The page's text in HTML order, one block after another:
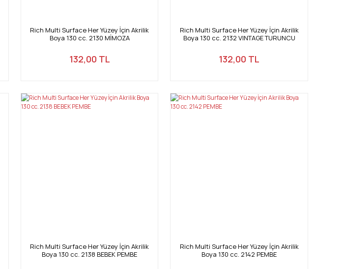
Rich Multi Surface Her Yüzey İçin Akrilik
Boya 130 cc. 2130 MİMOZA
132,00 TL
Rich Multi Surface Her Yüzey İçin Akrilik
Boya 130 cc. 2132 VINTAGE TURUNCU
132,00 TL
Rich Multi Surface Her Yüzey İçin Akrilik
Boya 130 cc. 2138 BEBEK PEMBE
Rich Multi Surface Her Yüzey İçin Akrilik
Boya 130 cc. 2142 PEMBE